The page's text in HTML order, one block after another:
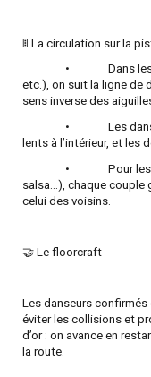
🚦 La circulation sur la
•
Dans
etc.), on suit la ligne de
sens inverse des
•
Les
lents à l’intérieur, et les
•
Pour
salsa…), chaque couple
celui des voisins.
🤝 Le floorcraft
Les danseurs
éviter les collisions et
d’or : on avance en
la route.